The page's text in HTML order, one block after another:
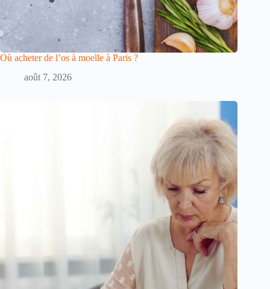
Où acheter de l’os à moelle à Paris ?
août 7, 2026